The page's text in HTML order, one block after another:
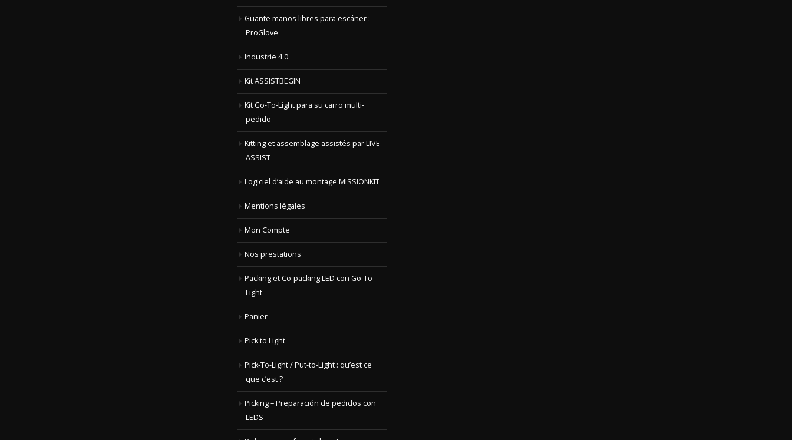
Guante manos libres para escáner :
ProGlove
Industrie 4.0
Kit ASSISTBEGIN
Kit Go-To-Light para su carro multi-
pedido
Kitting et assemblage assistés par LIVE
ASSIST
Logiciel d’aide au montage MISSIONKIT
Mentions légales
Mon Compte
Nos prestations
Packing et Co-packing LED con Go-To-
Light
Panier
Pick to Light
Pick-To-Light / Put-to-Light : qu’est ce
que c’est ?
Picking – Preparación de pedidos con
LEDS